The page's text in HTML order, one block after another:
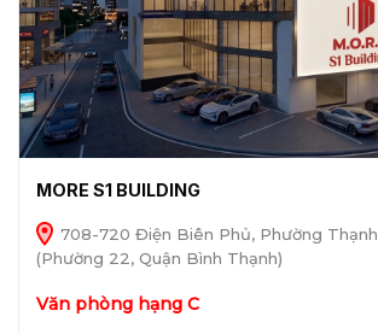
MORE S1 BUILDING
708-720 Điện Biên Phủ, Phường
(Phường 22, Quận Bình Thạnh)
Văn phòng hạng C